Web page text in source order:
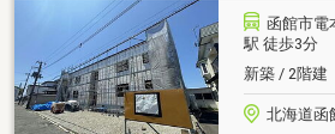
函館市電
駅 徒歩3分
新築 / 2階建
北海道函